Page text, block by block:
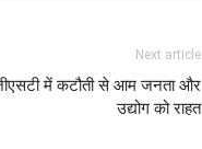
Next article
में कटौती से आम जनता और
उद्योग को राहत